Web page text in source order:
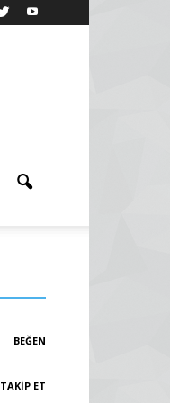
BEĞEN
TAKIP ET